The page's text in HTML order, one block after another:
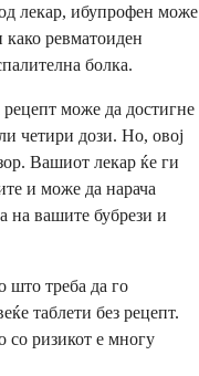
лекар, ибупрофен може
како ревматоиден
болка.
може да достигне
четири дози. Но, овој
Вашиот лекар ќе ги
и може да нарача
на вашите бубрези и
што треба да го
таблети без рецепт.
со ризикот е многу